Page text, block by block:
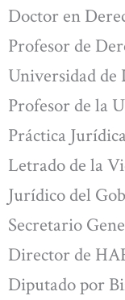
Doctor en
Profesor de
Universidad de
Profesor de la
Práctica
Letrado de la
Jurídico del
Secretario
Director de
Diputado por